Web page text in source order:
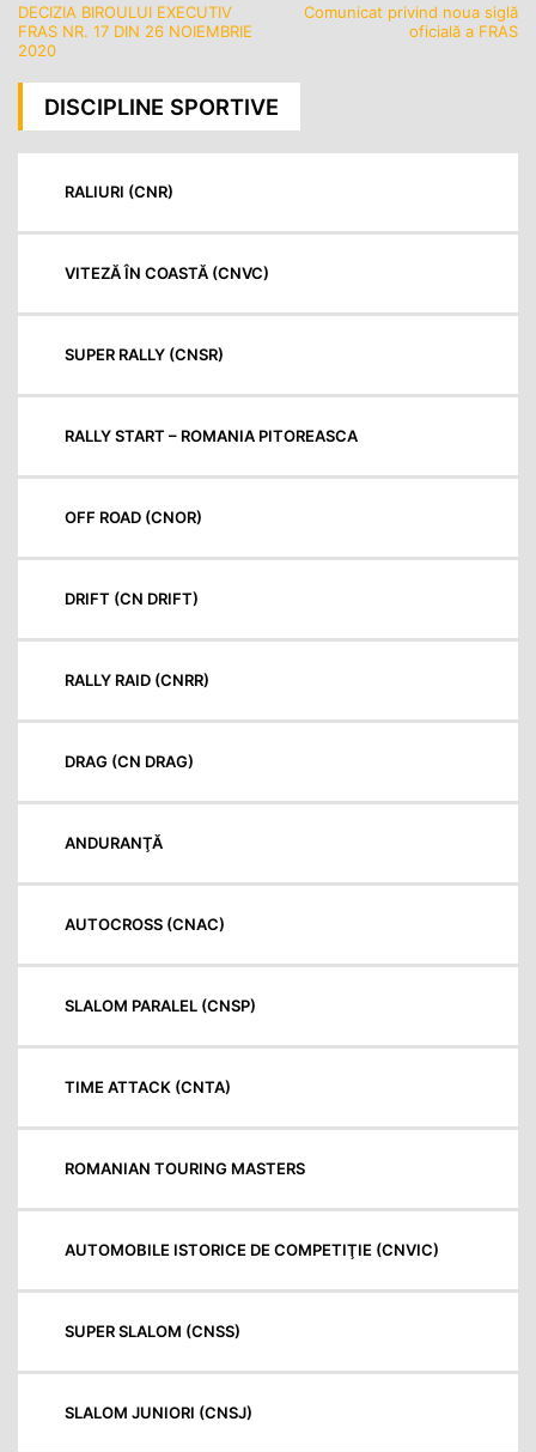
Navigare
în
articole
DECIZIA BIROULUI EXECUTIV
FRAS NR. 17 DIN 26 NOIEMBRIE
2020
Comunicat privind noua siglă
oficială a FRAS
DISCIPLINE SPORTIVE
RALIURI (CNR)
VITEZĂ ÎN COASTĂ (CNVC)
SUPER RALLY (CNSR)
RALLY START – ROMANIA PITOREASCA
OFF ROAD (CNOR)
DRIFT (CN DRIFT)
RALLY RAID (CNRR)
DRAG (CN DRAG)
ANDURANŢĂ
AUTOCROSS (CNAC)
SLALOM PARALEL (CNSP)
TIME ATTACK (CNTA)
ROMANIAN TOURING MASTERS
AUTOMOBILE ISTORICE DE COMPETIŢIE (CNVIC)
SUPER SLALOM (CNSS)
SLALOM JUNIORI (CNSJ)